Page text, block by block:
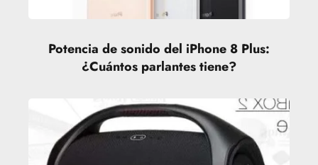
Potencia de sonido del iPhone 8 Plus:
¿Cuántos parlantes tiene?